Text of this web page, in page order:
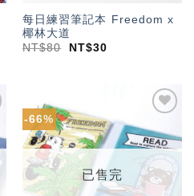
每日練習筆記本 Freedom x
椰林大道
NT$80 NT$30
-66%
「願
望輕
單」
已售完